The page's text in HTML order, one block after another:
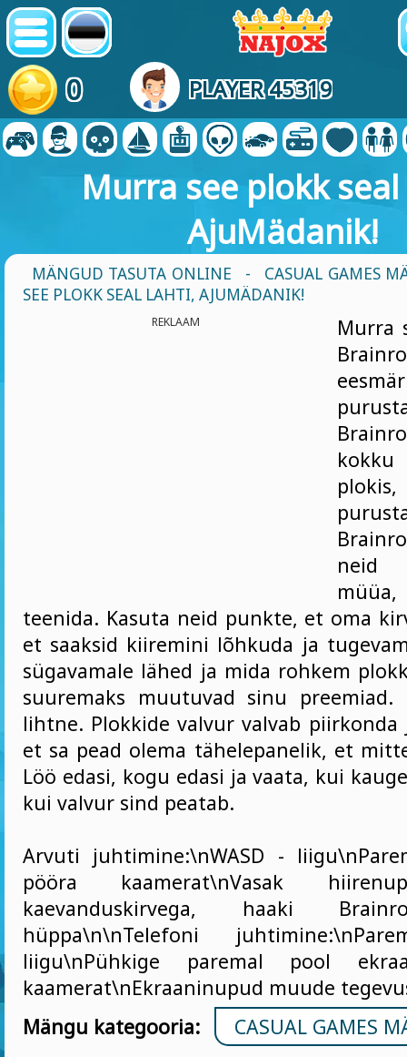
0 PLAYER 45319
Murra see plokk
AjuMädanik!
MÄNGUD TASUTA ONLINE -
CASUAL GAMES
SEE PLOKK SEAL LAHTI, AJUMÄDANIK!
REKLAAM
Murra
kokku
neid
teenida. Kasuta neid punkte, et oma
et saaksid kiiremini lõhkuda ja
sügavamale lähed ja mida rohkem
suuremaks muutuvad sinu preemiad.
lihtne. Plokkide valvur valvab piirkonda
et sa pead olema tähelepanelik, et
Löö edasi, kogu edasi ja vaata, kui
kui valvur sind peatab.
Arvuti juhtimine:\nWASD -
pööra kaamerat\nVasak
kaevanduskirvega, haaki
hüppa\n\nTelefoni
liigu\nPühkige paremal pool
kaamerat\nEkraaninupud muude
Mängu kategooria:
CASUAL GAMES